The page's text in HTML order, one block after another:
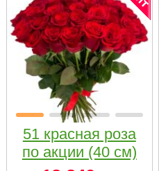
51 красная роза
по акции (40 см)